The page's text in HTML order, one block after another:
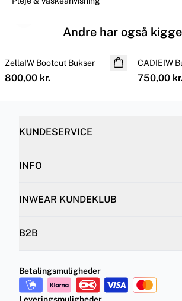
Andre har også
ZellaIW Bootcut Bukser
800,00 kr.
NYHED
CADIEIW
750,00 kr.
Previous slide
KUNDESERVICE
INFO
INWEAR KUNDEKLUB
B2B
Betalingsmuligheder